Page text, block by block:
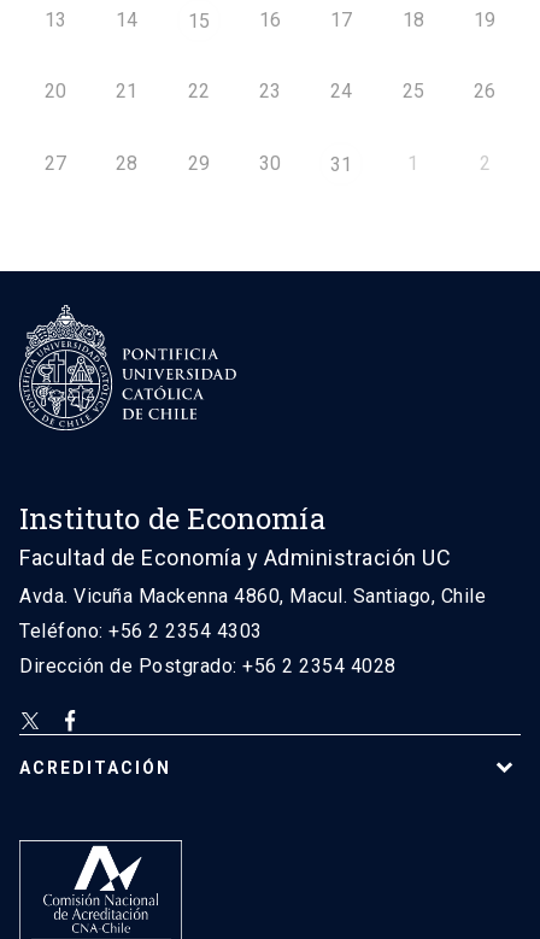
13 14 15 16 17 18 19
20 21 22 23 24 25 26
27 28 29 30 31 1 2
Instituto de Economía
Facultad de Economía y Administración UC
Avda. Vicuña Mackenna 4860, Macul. Santiago, Chile
Teléfono: +56 2 2354 4303
Dirección de Postgrado: +56 2 2354 4028
ACREDITACIÓN